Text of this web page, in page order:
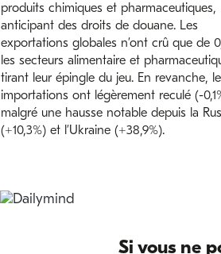
produits chimiques et pharmaceutiques,
anticipant des droits de douane. Les
exportations globales n’ont crû que de
les secteurs alimentaire et
tirant leur épingle du jeu. En revanche,
importations ont légèrement reculé (-
malgré une hausse notable depuis la
(+10,3%) et l’Ukraine (+38,9%).
Si vous ne